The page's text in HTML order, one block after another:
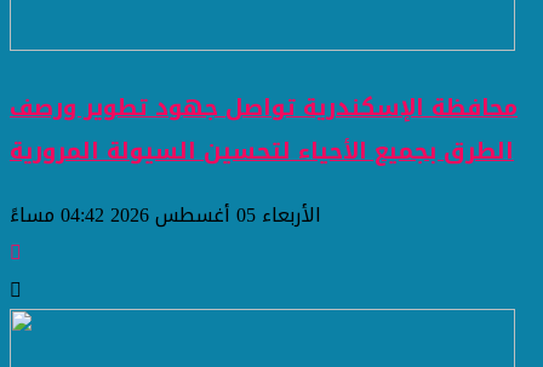
محافظة الإسكندرية تواصل جهود تطوير ورصف
الطرق بجميع الأحياء لتحسين السيولة المرورية
الأربعاء 05 أغسطس 2026 04:42 مساءً